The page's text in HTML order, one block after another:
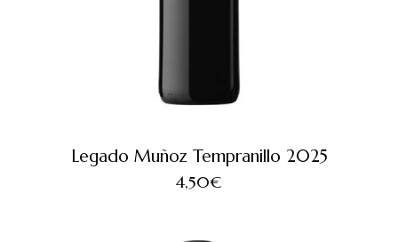
Legado Muñoz Tempranillo 2025
4,50€